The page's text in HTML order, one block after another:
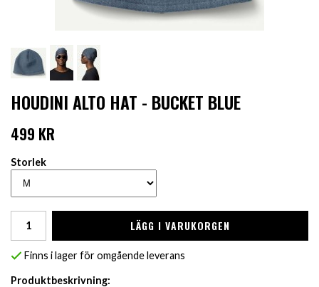
HOUDINI ALTO HAT - BUCKET BLUE
499 KR
Storlek
LÄGG I VARUKORGEN
Finns i lager för omgående leverans
Produktbeskrivning: